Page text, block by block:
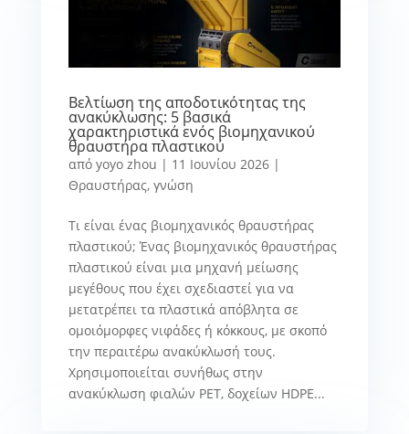
Βελτίωση της αποδοτικότητας της
ανακύκλωσης: 5 βασικά
χαρακτηριστικά ενός βιομηχανικού
θραυστήρα πλαστικού
από yoyo zhou | 11 Ιουνίου 2026|
Θραυστήρας, γνώση
Τι είναι ένας βιομηχανικός θραυστήρας
πλαστικού; Ένας βιομηχανικός θραυστήρας
πλαστικού είναι μια μηχανή μείωσης
μεγέθους που έχει σχεδιαστεί για να
μετατρέπει τα πλαστικά απόβλητα σε
ομοιόμορφες νιφάδες ή κόκκους, με σκοπό
την περαιτέρω ανακύκλωσή τους.
Χρησιμοποιείται συνήθως στην
ανακύκλωση φιαλών PET, δοχείων HDPE...